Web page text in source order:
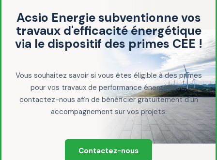
Acsio Energie subventionne vos
travaux d'efficacité énergétique
via le dispositif des primes CEE !
Vous souhaitez savoir si vous êtes éligible à des primes
pour vos travaux de performance énergétique,
contactez-nous afin de bénéficier gratuitement d'un
accompagnement sur vos projets.
Contactez-nous